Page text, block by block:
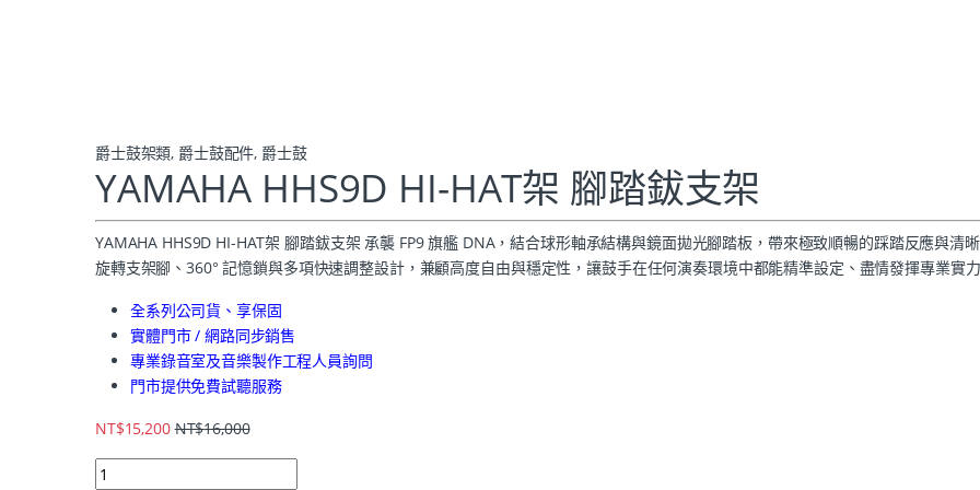
爵士鼓架類, 爵士鼓配件, 爵士鼓
YAMAHA HHS9D HI-HAT架 腳踏鈸支架
YAMAHA HHS9D HI-HAT架 腳踏鈸支架 承襲 FP9 旗艦 DNA，結合球形軸承結構與鏡面拋光腳踏板，帶來極致順暢的踩踏反應與清
旋轉支架腳、360° 記憶鎖與多項快速調整設計，兼顧高度自由與穩定性，讓鼓手在任何演奏環境中都能精準設定、盡情發揮專業實力
全系列公司貨、享保固
實體門市 / 網路同步銷售
專業錄音室及音樂製作工程人員詢問
門市提供免費試聽服務
NT$15,200 NT$16,000